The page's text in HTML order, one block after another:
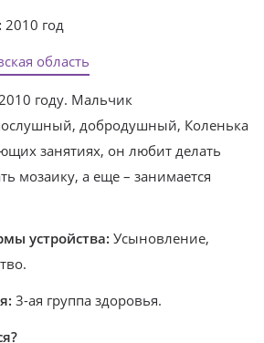
2010 год
область
году. Мальчик
добродушный, Коленька
занятиях, он любит делать
мозаику, а еще – занимается
устройства: Усыновление,
3-ая группа здоровья.